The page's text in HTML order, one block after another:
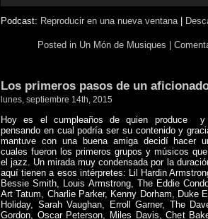
audio
Podcast: Reproducir en una nueva ventana|
Posted in Un Món de Musiques
Los primeros pasos de un
lunes, septiembre 14th, 2015
Hoy es el cumpleaños de quien produce
y
pensando en cual podría ser su contenido y
mantuve con una buena amiga decidí hacer
cuales fueron los primeros grupos y músicos
el jazz. Un mirada muy condensada por la
aquí tienen a esos intérpretes: Lil Hardin
Bessie Smith, Louis Armstrong, The Eddie
Art Tatum, Charlie Parker, Kenny Dorham, Duke
Holiday, Sarah Vaughan, Erroll Garner, The
Gordon, Oscar Peterson, Miles Davis, Chet